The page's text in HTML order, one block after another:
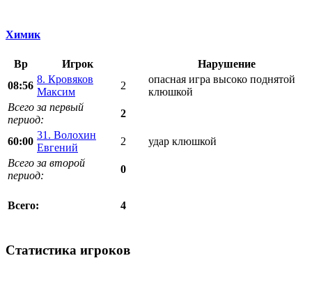
Химик
Вр Игрок
Нарушение
08:56
8. Кровяков
Максим
2
опасная игра высоко поднятой
клюшкой
Всего за первый
период:
2
60:00
31. Волохин
Евгений
2
удар клюшкой
Всего за второй
период:
0
Всего: 4
Статистика игроков